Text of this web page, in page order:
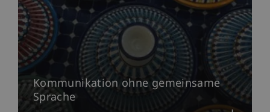
Kommunikation ohne gemeinsame
Sprache